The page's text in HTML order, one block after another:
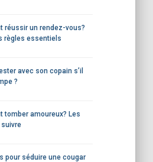
réussir un rendez-vous?
règles essentiels
avec son copain s’il
?
tomber amoureux? Les
pour séduire une cougar